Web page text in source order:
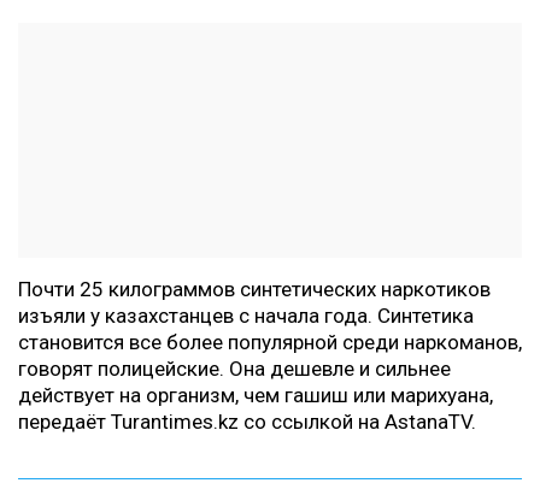
Почти 25 килограммов синтетических наркотиков
изъяли у казахстанцев с начала года. Синтетика
становится все более популярной среди наркоманов,
говорят полицейские. Она дешевле и сильнее
действует на организм, чем гашиш или марихуана,
передаёт Turantimes.kz со ссылкой на AstanaTV.